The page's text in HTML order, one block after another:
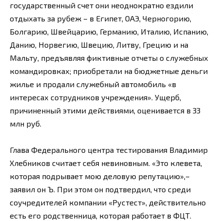
государственный счет они неоднократно ездили
отдыхать за рубеж – в Египет, ОАЭ, Черногорию,
Болгарию, Швейцарию, Германию, Италию, Испанию,
Данию, Норвегию, Швецию, Литву, Грецию и на
Мальту, предъявляя фиктивные отчеты о служебных
командировках; приобретали на бюджетные деньги
жилье и продали служебный автомобиль «в
интересах сотрудников учреждения». Ущерб,
причиненный этими действиями, оценивается в 33
млн руб.
Глава Федерального центра тестирования Владимир
Хлебников считает себя невиновным. «Это клевета,
которая подрывает мою деловую репутацию»,–
заявил он Ъ. При этом он подтвердил, что среди
соучредителей компании «Рустест», действительно
есть его родственница, которая работает в ФЦТ.